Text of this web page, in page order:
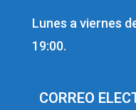
Lunes a viernes
19:00.
CORREO